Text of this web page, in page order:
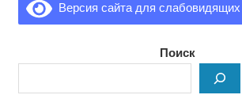
Версия сайта для слабовидящих
Поиск